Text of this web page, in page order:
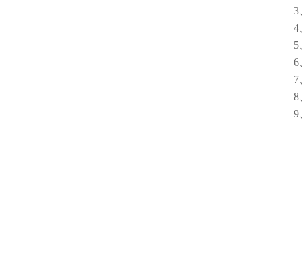
3、
4、
5、
6、
7、
8、
9、